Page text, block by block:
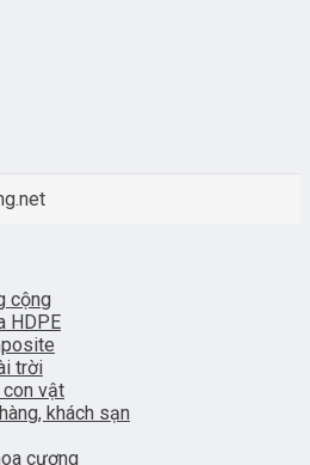
cộng
HDPE
trời
con vật
khách sạn
cương